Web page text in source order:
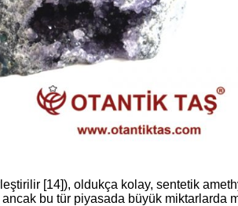
[14]), oldukça kolay, sentetik
bu tür piyasada büyük miktarlarda